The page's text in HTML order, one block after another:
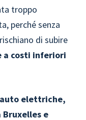
troppo
perché senza
di subire
a costi inferiori
auto elettriche,
Bruxelles e